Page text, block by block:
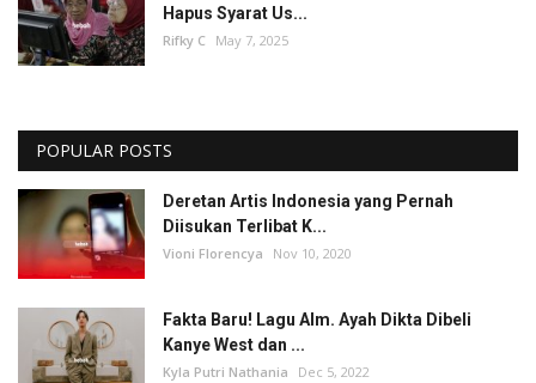
Hapus Syarat Us...
Rifky C May 7, 2025
POPULAR POSTS
Deretan Artis Indonesia yang Pernah
Diisukan Terlibat K...
Vioni Florencya Nov 10, 2020
Fakta Baru! Lagu Alm. Ayah Dikta Dibeli
Kanye West dan ...
Kyla Putri Nathania Dec 5, 2022